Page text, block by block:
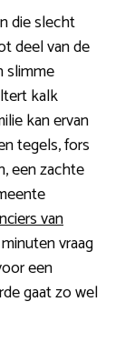
die slecht
deel van de
slimme
kalk
kan ervan
tegels, fors
een zachte
van
vraag
een
gaat zo wel